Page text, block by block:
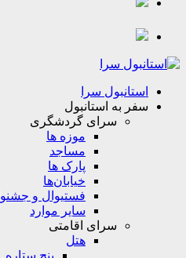
استانبول سرا
سفر به استانبول
سرای گردشگری
موزه ها
مساجد
پارک ها
خیابان‌ها
فستیوال و جشنواره ها
سایر موارد
سرای اقامتی
هتل
پنج ستاره